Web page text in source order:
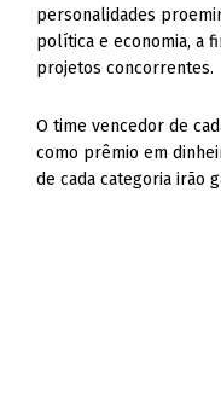
personalidades
política e economia, a
projetos concorrentes.
O time vencedor de
como prêmio em
de cada categoria irão